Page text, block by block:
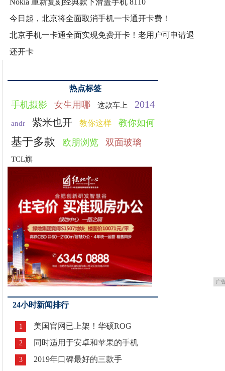
Nokia 重新复刻经典款下滑盖手机 8110
今日起，北京将全面取消手机一卡通开卡费！
北京手机一卡通全面实现免费开卡！老用户可申请退
还开卡
热点标签
手机摄影 女生用哪 这款车上 2014
andr 紫米也开 教你这样 教你如何
基于多款 欧朋浏览 双面玻璃
TCL旗
广
24小时新闻排行
1 美国官网已上架！华硕ROG
2 同时适用于安卓和苹果的手机
3 2019年口碑最好的三款手